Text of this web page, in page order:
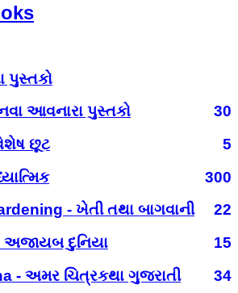
પુસ્તકો
આવનારા પુસ્તકો
30
છૂટ
5
300
- ખેતી તથા બાગવાની
22
અજાયબ દુનિયા
15
- અમર ચિત્રકથા ગુજરાતી
34